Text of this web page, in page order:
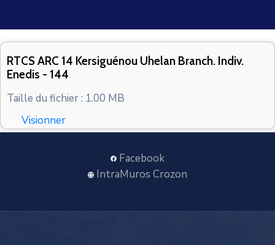
RTCS ARC 14 Kersiguénou Uhelan Branch. Indiv.
Enedis - 144
Taille du fichier : 1.00 MB
Visionner
Facebook
IntraMuros Crozon